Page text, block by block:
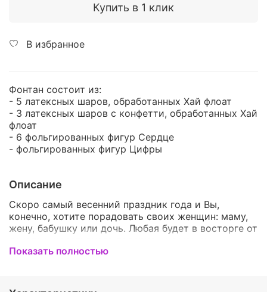
Купить в 1 клик
В избранное
Фонтан состоит из:
- 5 латексных шаров, обработанных Хай флоат
- 3 латексных шаров с конфетти, обработанных Хай
флоат
- 6 фольгированных фигур Сердце
- фольгированных фигур Цифры
Описание
Скоро самый весенний праздник года и Вы,
конечно, хотите порадовать своих женщин: маму,
жену, бабушку или дочь. Любая будет в восторге от
предложить именно его. Воздушные шары - это
набор станет оригинальным дополнением к
Показать полностью